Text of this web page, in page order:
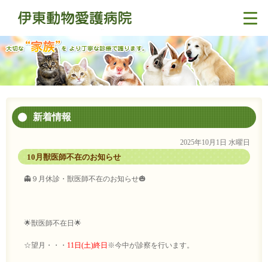
新着情報
2025年10月1日 水曜日
10月獣医師不在のお知らせ
👻９月休診・獣医師不在のお知らせ🎃
🌟獣医師不在日🌟
☆望月・・・ 11日(土)終日 ※今中が診察を行います。